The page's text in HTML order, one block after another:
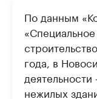
По данным
года, в
нежилых